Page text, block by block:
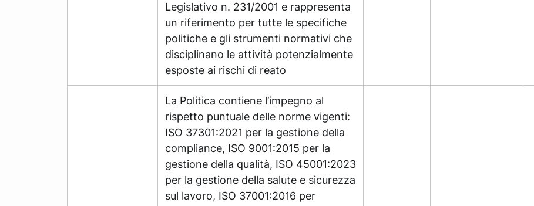
Legislativo n. 231/2001 e rappresenta
un riferimento per tutte le specifiche
politiche e gli strumenti normativi che
disciplinano le attività potenzialmente
esposte ai rischi di reato
La Politica contiene l’impegno al
rispetto puntuale delle norme vigenti:
ISO 37301:2021 per la gestione della
compliance, ISO 9001:2015 per la
gestione della qualità, ISO 45001:2023
per la gestione della salute e sicurezza
sul lavoro, ISO 37001:2016 per